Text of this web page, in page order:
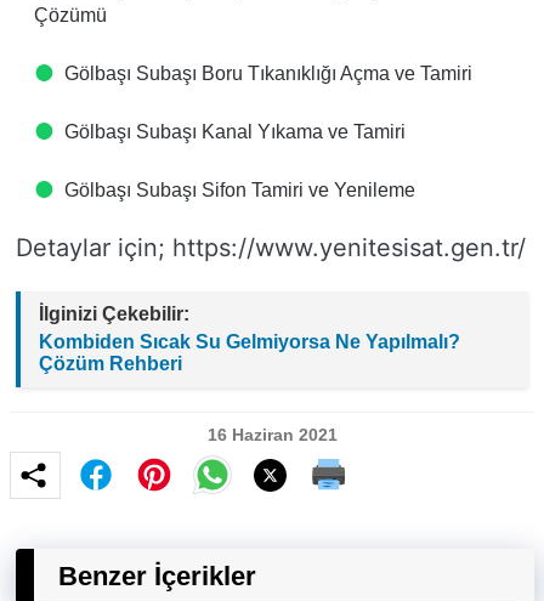
Çözümü
Gölbaşı Subaşı Boru Tıkanıklığı Açma ve Tamiri
Gölbaşı Subaşı Kanal Yıkama ve Tamiri
Gölbaşı Subaşı Sifon Tamiri ve Yenileme
Detaylar için; https://www.yenitesisat.gen.tr/
İlginizi Çekebilir:
Kombiden Sıcak Su Gelmiyorsa Ne Yapılmalı?
Çözüm Rehberi
16 Haziran 2021
Benzer İçerikler